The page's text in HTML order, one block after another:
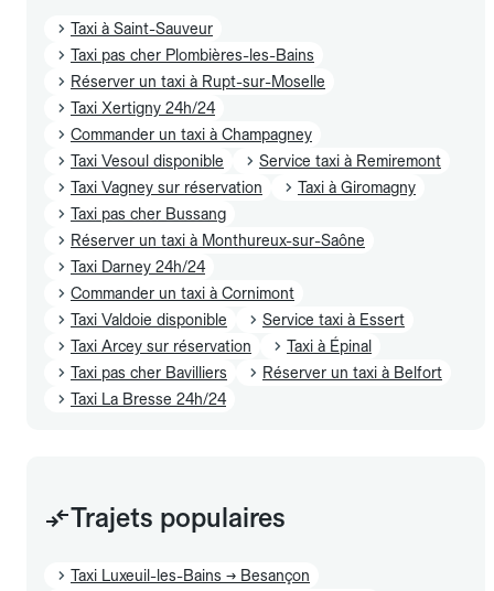
Taxi à Saint-Sauveur
Taxi pas cher Plombières-les-Bains
Réserver un taxi à Rupt-sur-Moselle
Taxi Xertigny 24h/24
Commander un taxi à Champagney
Taxi Vesoul disponible
Service taxi à Remiremont
Taxi Vagney sur réservation
Taxi à Giromagny
Taxi pas cher Bussang
Réserver un taxi à Monthureux-sur-Saône
Taxi Darney 24h/24
Commander un taxi à Cornimont
Taxi Valdoie disponible
Service taxi à Essert
Taxi Arcey sur réservation
Taxi à Épinal
Taxi pas cher Bavilliers
Réserver un taxi à Belfort
Taxi La Bresse 24h/24
Trajets populaires
Taxi Luxeuil-les-Bains → Besançon